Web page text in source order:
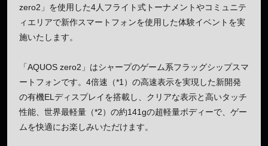
zero2」を使用した4人フライト式トーナメントやコミュニテ
ィエリアで新作スマートフォンを使用した体験イベントを実
施いたします。
「AQUOS zero2」はシャープのゲーム系フラッグシップスマ
ートフォンです。4倍速（*1）の高速表示を実現した新開発
の有機ELディスプレイを搭載し、クリアな表示と高いタッチ
性能、世界最軽量（*2）の約141gの超軽量ボディーで、ゲー
ムを快適にお楽しみいただけます。